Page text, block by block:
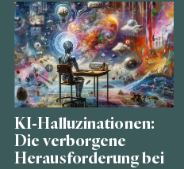
KI-Halluzinationen:
Die verborgene
Herausforderung bei